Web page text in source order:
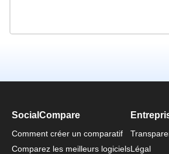
SocialCompare
Comment créer un comparatif
Comparez les meilleurs logicielsLégal